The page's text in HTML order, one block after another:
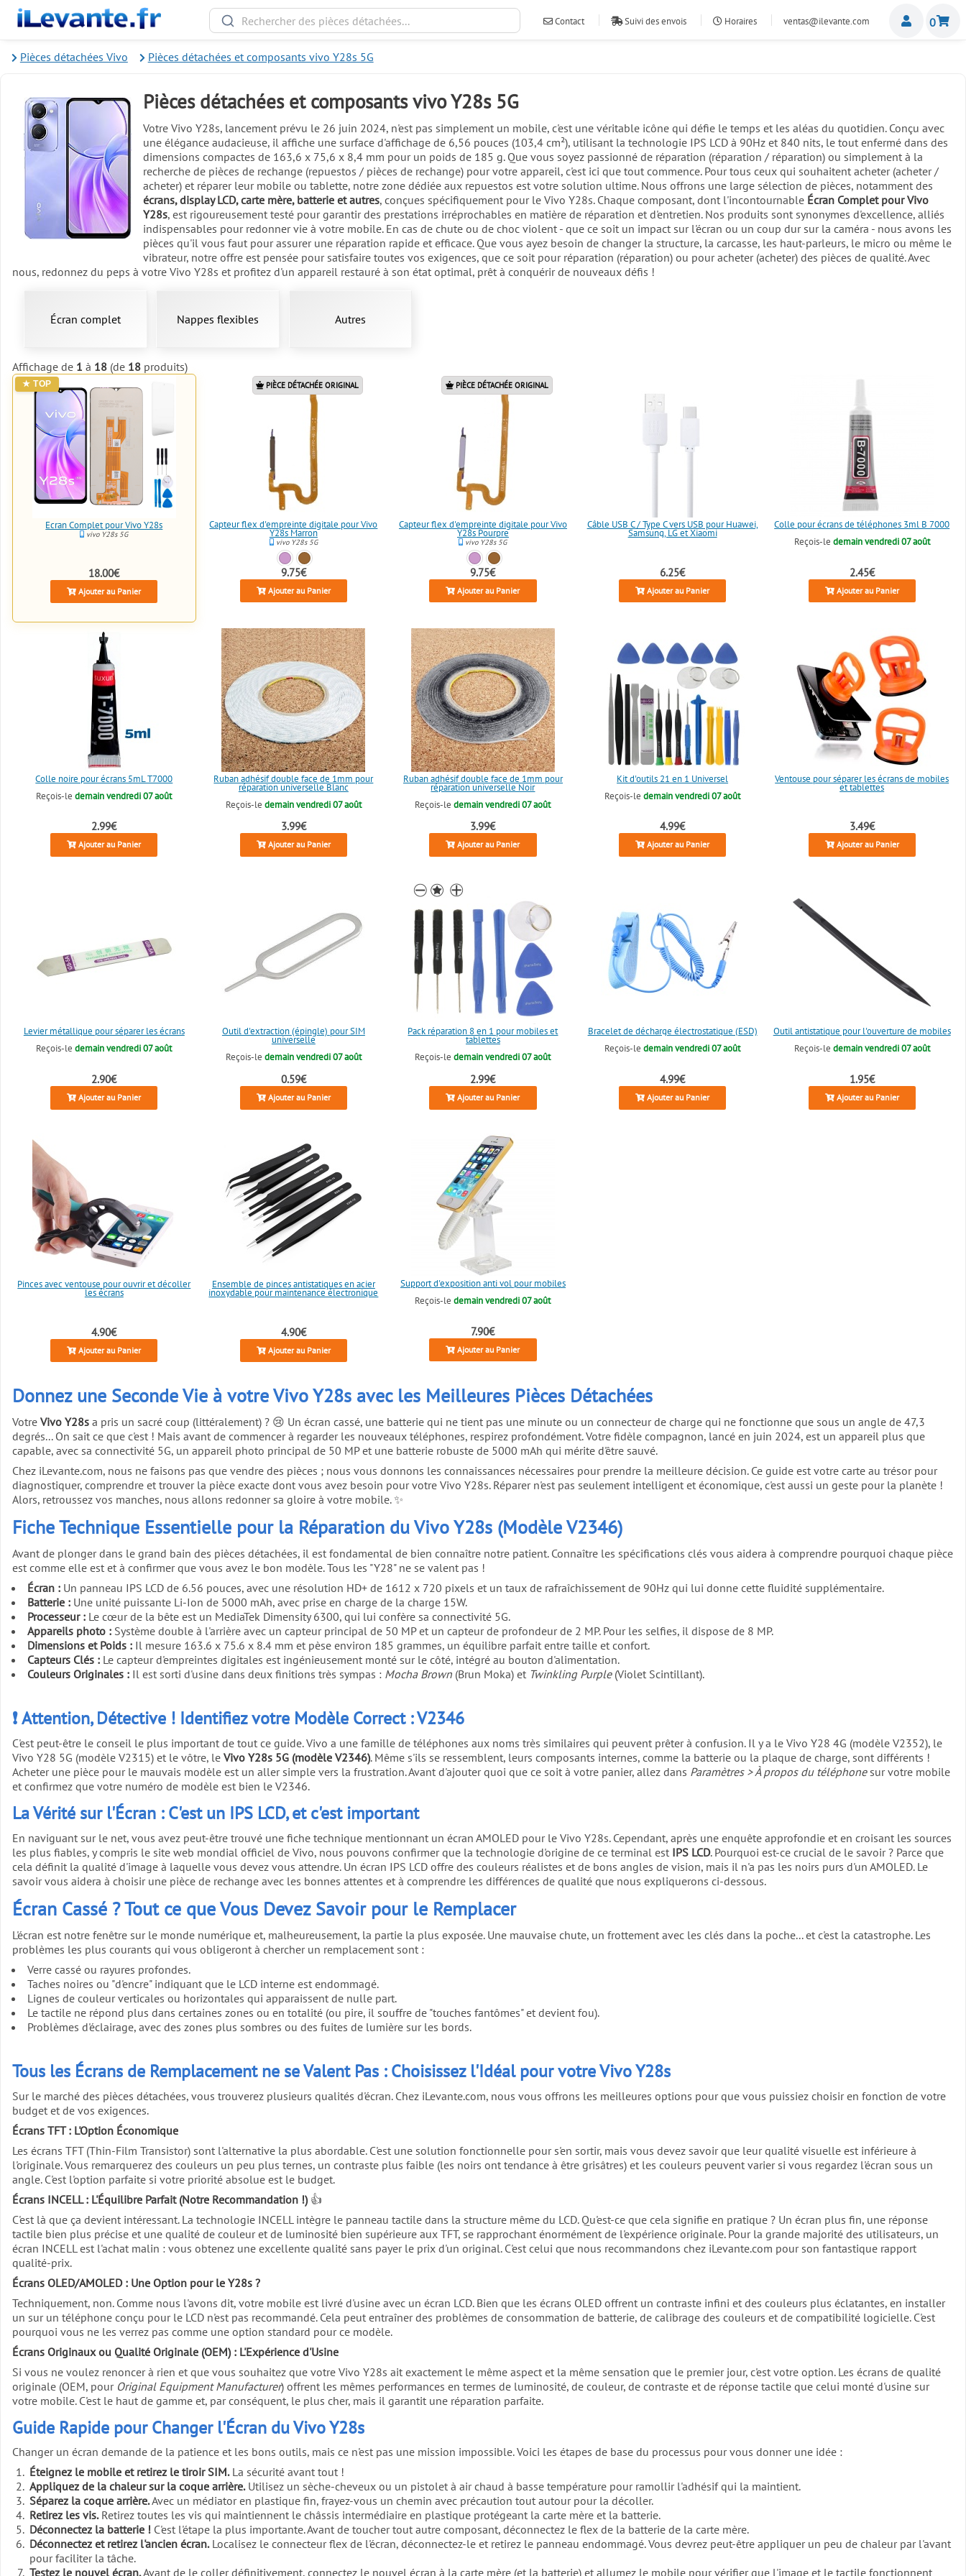
Contact Suivi des envois Horaires ventas@ilevante.com 0
Pièces détachées Vivo Pièces détachées et composants vivo Y28s 5G
Pièces détachées et composants vivo Y28s 5G
Votre Vivo Y28s, lancement prévu le 26 juin 2024, n'est pas simplement un mobile, c'est une véritable icône qui défie le temps et les aléas du quotidien. Conçu avec
une élégance audacieuse, il affiche une surface d'affichage de 6,56 pouces (103,4 cm²), utilisant la technologie IPS LCD à 90Hz et 840 nits, le tout enfermé dans des
dimensions compactes de 163,6 x 75,6 x 8,4 mm pour un poids de 185 g. Que vous soyez passionné de réparation (réparation / réparation) ou simplement à la
recherche de pièces de rechange (repuestos / pièces de rechange) pour votre appareil, c'est ici que tout commence. Pour tous ceux qui souhaitent acheter (acheter /
acheter) et réparer leur mobile ou tablette, notre zone dédiée aux repuestos est votre solution ultime. Nous offrons une large sélection de pièces, notamment des
écrans, display LCD, carte mère, batterie et autres, conçues spécifiquement pour le Vivo Y28s. Chaque composant, dont l'incontournable Écran Complet pour Vivo
Y28s, est rigoureusement testé pour garantir des prestations irréprochables en matière de réparation et d'entretien. Nos produits sont synonymes d'excellence, alliés
indispensables pour redonner vie à votre mobile. En cas de chute ou de choc violent - que ce soit un impact sur l'écran ou un coup dur sur la caméra - nous avons les
pièces qu'il vous faut pour assurer une réparation rapide et efficace. Que vous ayez besoin de changer la structure, la carcasse, les haut-parleurs, le micro ou même le
vibrateur, notre offre est pensée pour satisfaire toutes vos exigences, que ce soit pour réparation (réparation) ou pour acheter (acheter) des pièces de qualité. Avec
nous, redonnez du peps à votre Vivo Y28s et profitez d'un appareil restauré à son état optimal, prêt à conquérir de nouveaux défis !
Écran complet Nappes flexibles Autres
Affichage de 1 à 18 (de 18 produits)
Écran Complet pour Vivo Y28s
vivo Y28s 5G
18.00€
Ajouter au Panier
PIÈCE DÉTACHÉE ORIGINAL
Capteur flex d'empreinte digitale pour Vivo
Y28s Marron
vivo Y28s 5G
9.75€
Ajouter au Panier
PIÈCE DÉTACHÉE ORIGINAL
Capteur flex d'empreinte digitale pour Vivo
Y28s Pourpre
vivo Y28s 5G
9.75€
Ajouter au Panier
Câble USB C / Type C vers USB pour Huawei,
Samsung, LG et Xiaomi
6.25€
Ajouter au Panier
Colle pour écrans de téléphones 3ml B 7000
Reçois-le demain vendredi 07 août
2.45€
Ajouter au Panier
Colle noire pour écrans 5mL T7000
Reçois-ledemain vendredi 07 août
2.99€
Ajouter au Panier
Ruban adhésif double face de 1mm pour
réparation universelle Blanc
Reçois-le demain vendredi 07 août
3.99€
Ajouter au Panier
Ruban adhésif double face de 1mm pour
réparation universelle Noir
Reçois-ledemain vendredi 07 août
3.99€
Ajouter au Panier
Kit d'outils 21 en 1 Universel
Reçois-ledemain vendredi 07 août
4.99€
Ajouter au Panier
Ventouse pour séparer les écrans de mobiles
et tablettes
3.49€
Ajouter au Panier
Levier métallique pour séparer les écrans
Reçois-ledemain vendredi 07 août
2.90€
Ajouter au Panier
Outil d'extraction (épingle) pour SIM
universelle
Reçois-le demain vendredi 07 août
0.59€
Ajouter au Panier
Pack réparation 8 en 1 pour mobiles et
tablettes
Reçois-ledemain vendredi 07 août
2.99€
Ajouter au Panier
Bracelet de décharge électrostatique (ESD)
Reçois-ledemain vendredi 07 août
4.99€
Ajouter au Panier
Outil antistatique pour l'ouverture de mobiles
Reçois-le demain vendredi 07 août
1.95€
Ajouter au Panier
Pinces avec ventouse pour ouvrir et décoller
les écrans
4.90€
Ajouter au Panier
Ensemble de pinces antistatiques en acier
inoxydable pour maintenance électronique
4.90€
Ajouter au Panier
Support d'exposition anti vol pour mobiles
Reçois-ledemain vendredi 07 août
7.90€
Ajouter au Panier
Donnez une Seconde Vie à votre Vivo Y28s avec les Meilleures Pièces Détachées
Votre Vivo Y28s a pris un sacré coup (littéralement) ? 😢 Un écran cassé, une batterie qui ne tient pas une minute ou un connecteur de charge qui ne fonctionne que sous un angle de 47,3
degrés... On sait ce que c'est ! Mais avant de commencer à regarder les nouveaux téléphones, respirez profondément. Votre fidèle compagnon, lancé en juin 2024, est un appareil plus que
capable, avec sa connectivité 5G, un appareil photo principal de 50 MP et une batterie robuste de 5000 mAh qui mérite d'être sauvé.
Chez iLevante.com, nous ne faisons pas que vendre des pièces ; nous vous donnons les connaissances nécessaires pour prendre la meilleure décision. Ce guide est votre carte au trésor pour
diagnostiquer, comprendre et trouver la pièce exacte dont vous avez besoin pour votre Vivo Y28s. Réparer n'est pas seulement intelligent et économique, c'est aussi un geste pour la planète !
Alors, retroussez vos manches, nous allons redonner sa gloire à votre mobile. ✨
Fiche Technique Essentielle pour la Réparation du Vivo Y28s (Modèle V2346)
Avant de plonger dans le grand bain des pièces détachées, il est fondamental de bien connaître notre patient. Connaître les spécifications clés vous aidera à comprendre pourquoi chaque pièce
est comme elle est et à confirmer que vous avez le bon modèle. Tous les "Y28" ne se valent pas !
Écran :Un panneau IPS LCD de 6.56 pouces, avec une résolution HD+ de 1612 x 720 pixels et un taux de rafraîchissement de 90Hz qui lui donne cette fluidité supplémentaire.
Batterie :Une unité puissante Li-Ion de 5000 mAh, avec prise en charge de la charge 15W.
Processeur :Le cœur de la bête est un MediaTek Dimensity 6300, qui lui confère sa connectivité 5G.
Appareils photo :Système double à l'arrière avec un capteur principal de 50 MP et un capteur de profondeur de 2 MP. Pour les selfies, il dispose de 8 MP.
Dimensions et Poids :Il mesure 163.6 x 75.6 x 8.4 mm et pèse environ 185 grammes, un équilibre parfait entre taille et confort.
Capteurs Clés :Le capteur d'empreintes digitales est ingénieusement monté sur le côté, intégré au bouton d'alimentation.
Couleurs Originales :Il est sorti d'usine dans deux finitions très sympas : Mocha Brown(Brun Moka) et Twinkling Purple(Violet Scintillant).
❗ Attention, Détective ! Identifiez votre Modèle Correct : V2346
C'est peut-être le conseil le plus important de tout ce guide. Vivo a une famille de téléphones aux noms très similaires qui peuvent prêter à confusion. Il y a le Vivo Y28 4G (modèle V2352), le
Vivo Y28 5G (modèle V2315) et le vôtre, le Vivo Y28s 5G (modèle V2346). Même s'ils se ressemblent, leurs composants internes, comme la batterie ou la plaque de charge, sont différents !
Acheter une pièce pour le mauvais modèle est un aller simple vers la frustration. Avant d'ajouter quoi que ce soit à votre panier, allez dans Paramètres > À propos du téléphonesur votre mobile
et confirmez que votre numéro de modèle est bien le V2346.
La Vérité sur l'Écran : C'est un IPS LCD, et c'est important
En naviguant sur le net, vous avez peut-être trouvé une fiche technique mentionnant un écran AMOLED pour le Vivo Y28s. Cependant, après une enquête approfondie et en croisant les sources
les plus fiables, y compris le site web mondial officiel de Vivo, nous pouvons confirmer que la technologie d'origine de ce terminal est IPS LCD. Pourquoi est-ce crucial de le savoir ? Parce que
cela définit la qualité d'image à laquelle vous devez vous attendre. Un écran IPS LCD offre des couleurs réalistes et de bons angles de vision, mais il n'a pas les noirs purs d'un AMOLED. Le
savoir vous aidera à choisir une pièce de rechange avec les bonnes attentes et à comprendre les différences de qualité que nous expliquerons ci-dessous.
Écran Cassé ? Tout ce que Vous Devez Savoir pour le Remplacer
L'écran est notre fenêtre sur le monde numérique et, malheureusement, la partie la plus exposée. Une mauvaise chute, un frottement avec les clés dans la poche... et c'est la catastrophe. Les
problèmes les plus courants qui vous obligeront à chercher un remplacement sont :
Verre cassé ou rayures profondes.
Taches noires ou "d'encre" indiquant que le LCD interne est endommagé.
Lignes de couleur verticales ou horizontales qui apparaissent de nulle part.
Le tactile ne répond plus dans certaines zones ou en totalité (ou pire, il souffre de "touches fantômes" et devient fou).
Problèmes d'éclairage, avec des zones plus sombres ou des fuites de lumière sur les bords.
Tous les Écrans de Remplacement ne se Valent Pas : Choisissez l'Idéal pour votre Vivo Y28s
Sur le marché des pièces détachées, vous trouverez plusieurs qualités d'écran. Chez iLevante.com, nous vous offrons les meilleures options pour que vous puissiez choisir en fonction de votre
budget et de vos exigences.
Écrans TFT : L'Option Économique
Les écrans TFT (Thin-Film Transistor) sont l'alternative la plus abordable. C'est une solution fonctionnelle pour s'en sortir, mais vous devez savoir que leur qualité visuelle est inférieure à
l'originale. Vous remarquerez des couleurs un peu plus ternes, un contraste plus faible (les noirs ont tendance à être grisâtres) et les couleurs peuvent varier si vous regardez l'écran sous un
angle. C'est l'option parfaite si votre priorité absolue est le budget.
Écrans INCELL : L'Équilibre Parfait (Notre Recommandation !)👍
C'est là que ça devient intéressant. La technologie INCELL intègre le panneau tactile dans la structure même du LCD. Qu'est-ce que cela signifie en pratique ? Un écran plus fin, une réponse
tactile bien plus précise et une qualité de couleur et de luminosité bien supérieure aux TFT, se rapprochant énormément de l'expérience originale. Pour la grande majorité des utilisateurs, un
écran INCELL est l'achat malin : vous obtenez une excellente qualité sans payer le prix d'un original. C'est celui que nous recommandons chez iLevante.com pour son fantastique rapport
qualité-prix.
Écrans OLED/AMOLED : Une Option pour le Y28s ?
Techniquement, non. Comme nous l'avons dit, votre mobile est livré d'usine avec un écran LCD. Bien que les écrans OLED offrent un contraste infini et des couleurs plus éclatantes, en installer
un sur un téléphone conçu pour le LCD n'est pas recommandé. Cela peut entraîner des problèmes de consommation de batterie, de calibrage des couleurs et de compatibilité logicielle. C'est
pourquoi vous ne les verrez pas comme une option standard pour ce modèle.
Écrans Originaux ou Qualité Originale (OEM) : L'Expérience d'Usine
Si vous ne voulez renoncer à rien et que vous souhaitez que votre Vivo Y28s ait exactement le même aspect et la même sensation que le premier jour, c'est votre option. Les écrans de qualité
originale (OEM, pour Original Equipment Manufacturer) offrent les mêmes performances en termes de luminosité, de couleur, de contraste et de réponse tactile que celui monté d'usine sur
votre mobile. C'est le haut de gamme et, par conséquent, le plus cher, mais il garantit une réparation parfaite.
Guide Rapide pour Changer l'Écran du Vivo Y28s
Changer un écran demande de la patience et les bons outils, mais ce n'est pas une mission impossible. Voici les étapes de base du processus pour vous donner une idée :
Éteignez le mobile et retirez le tiroir SIM.La sécurité avant tout !
Appliquez de la chaleur sur la coque arrière.Utilisez un sèche-cheveux ou un pistolet à air chaud à basse température pour ramollir l'adhésif qui la maintient.
Séparez la coque arrière.Avec un médiator en plastique fin, frayez-vous un chemin avec précaution tout autour pour la décoller.
Retirez les vis.Retirez toutes les vis qui maintiennent le châssis intermédiaire en plastique protégeant la carte mère et la batterie.
Déconnectez la batterie ! C'est l'étape la plus importante. Avant de toucher tout autre composant, déconnectez le flex de la batterie de la carte mère.
Déconnectez et retirez l'ancien écran.Localisez le connecteur flex de l'écran, déconnectez-le et retirez le panneau endommagé. Vous devrez peut-être appliquer un peu de chaleur par l'avant
pour faciliter la tâche.
Testez le nouvel écran.Avant de le coller définitivement, connectez le nouvel écran à la carte mère (et la batterie) et allumez le mobile pour vérifier que l'image et le tactile fonctionnent